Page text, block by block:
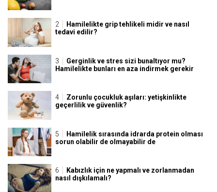
Hamilelikte grip tehlikeli midir ve nasıl
tedavi edilir?
Gerginlik ve stres sizi bunaltıyor mu?
Hamilelikte bunları en aza indirmek gerekir
Zorunlu çocukluk aşıları: yetişkinlikte
geçerlilik ve güvenlik?
Hamilelik sırasında idrarda protein olması
sorun olabilir de olmayabilir de
Kabızlık için ne yapmalı ve zorlanmadan
nasıl dışkılamalı?